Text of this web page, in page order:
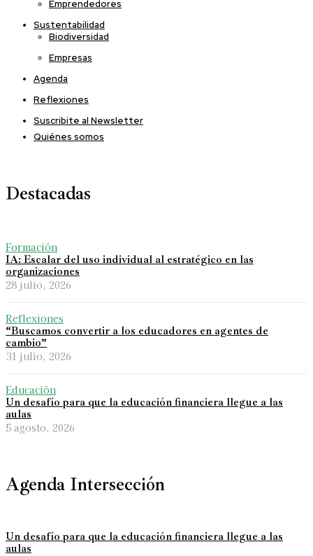
Emprendedores
Sustentabilidad
Biodiversidad
Empresas
Agenda
Reflexiones
Suscribite al Newsletter
Quiénes somos
Destacadas
Formación
IA: Escalar del uso individual al estratégico en las
organizaciones
28 julio, 2026
Reflexiones
“Buscamos convertir a los educadores en agentes de
cambio”
31 julio, 2026
Educación
Un desafío para que la educación financiera llegue a las
aulas
5 agosto, 2026
Agenda Intersección
Un desafío para que la educación financiera llegue a las
aulas